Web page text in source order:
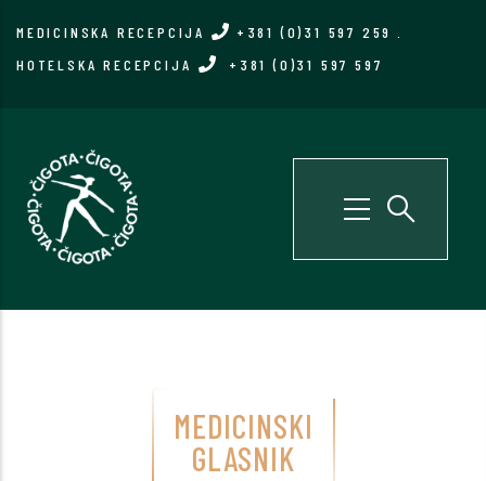
MEDICINSKA RECEPCIJA +381 (0)31 597 259
HOTELSKA RECEPCIJA
+381 (0)31 597 597
MEDICINSKI
GLASNIK